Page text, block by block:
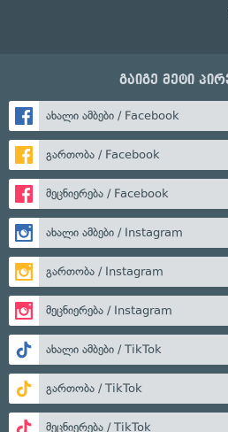
გაიგე მეტი
ახალი ამბები / Facebook
გართობა / Facebook
მეცნიერება / Facebook
ახალი ამბები / Instagram
გართობა / Instagram
მეცნიერება / Instagram
ახალი ამბები / TikTok
გართობა / TikTok
მეცნიერება / TikTok